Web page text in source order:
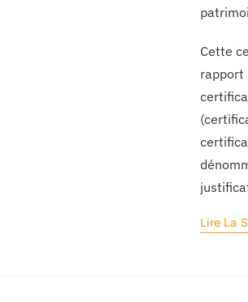
Cette
rapport
Lire La